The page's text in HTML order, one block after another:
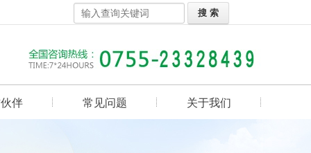
伴 常见问题 关于我们